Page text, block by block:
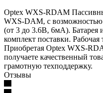
Optex WXS-RDAM
WXS-DAM, с возможностью
(от 3 до 3.6В, 6мА). Батарея
комплект поставки.
Приобретая Optex WXS-
получаете качественный
грамотную техподдержку.
Отзывы